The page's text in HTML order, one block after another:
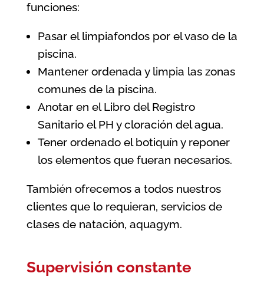
funciones:
Pasar el limpiafondos por el vaso de la
piscina.
Mantener ordenada y limpia las zonas
comunes de la piscina.
Anotar en el Libro del Registro
Sanitario el PH y cloración del agua.
Tener ordenado el botiquín y reponer
los elementos que fueran necesarios.
También ofrecemos a todos nuestros
clientes que lo requieran, servicios de
clases de natación, aquagym.
Supervisión constante